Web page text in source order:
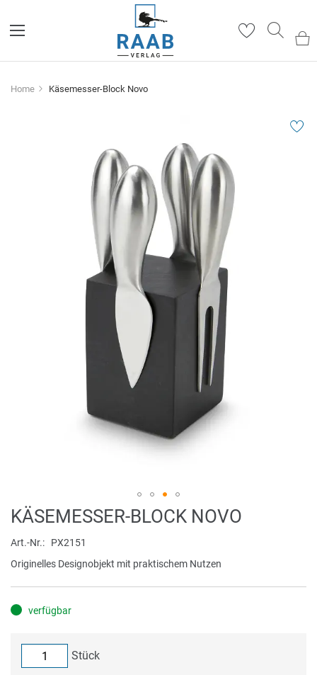
Home Käsemesser-Block Novo
Zum
Anfang
der
Bildergalerie
springen
KÄSEMESSER-BLOCK NOVO
Art.-Nr.
PX2151
Originelles Designobjekt mit praktischem Nutzen
verfügbar
Stück